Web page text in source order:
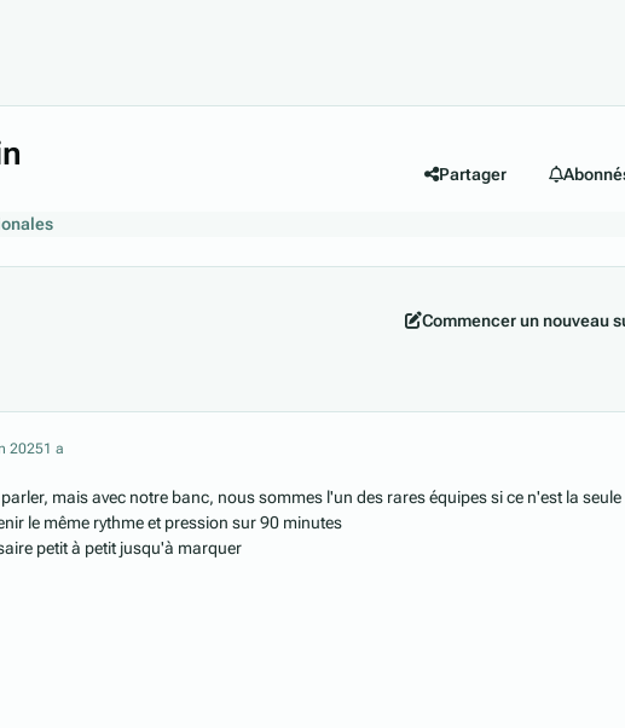
Partager
Commencer un nouveau
20251 a
mais avec notre banc, nous sommes l'un des rares équipes si ce n'est la seule
le même rythme et pression sur 90 minutes
petit à petit jusqu'à marquer